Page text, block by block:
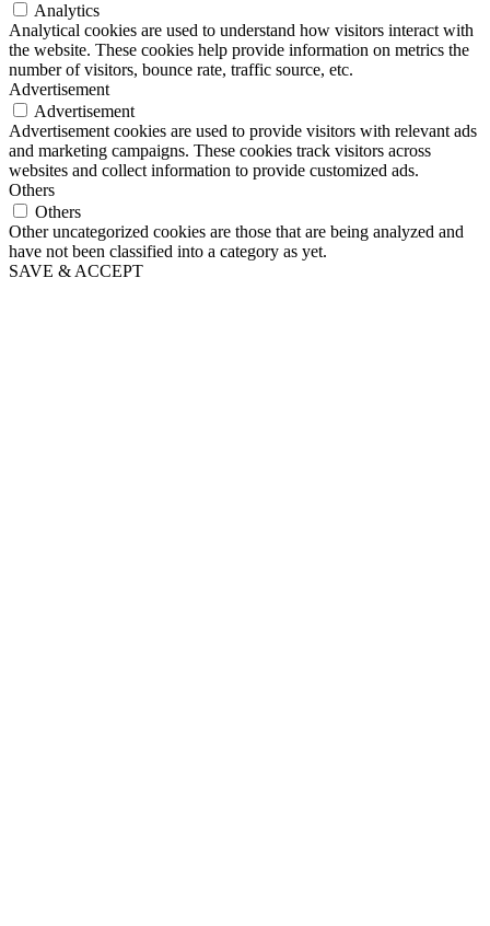
Analytics
Analytical cookies are used to understand how visitors interact with
the website. These cookies help provide information on metrics the
number of visitors, bounce rate, traffic source, etc.
Advertisement
Advertisement
Advertisement cookies are used to provide visitors with relevant ads
and marketing campaigns. These cookies track visitors across
websites and collect information to provide customized ads.
Others
Others
Other uncategorized cookies are those that are being analyzed and
have not been classified into a category as yet.
SAVE & ACCEPT